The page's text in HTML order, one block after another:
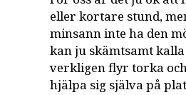
eller kortare stund,
minsann inte ha den
kan ju skämtsamt
verkligen flyr torka
hjälpa sig själva på